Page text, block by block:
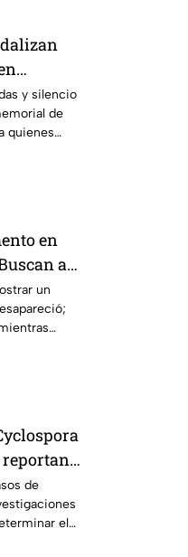
y silencio
de
quienes
en
a
un
reportan
de
el